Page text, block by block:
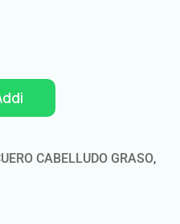
CABELLUDO GRASO,